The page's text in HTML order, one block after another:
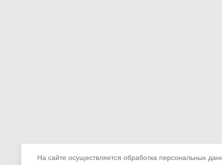
На сайте осуществляется обработка персональных